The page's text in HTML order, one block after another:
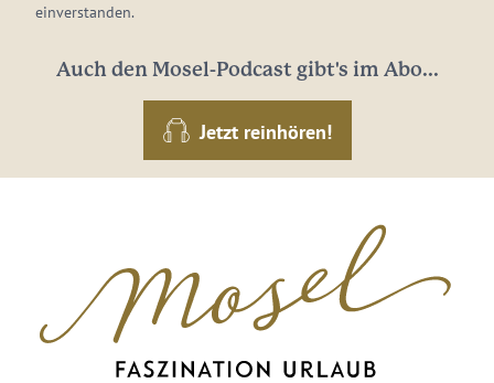
einverstanden.
Auch den Mosel-Podcast gibt's im Abo...
Jetzt reinhören!